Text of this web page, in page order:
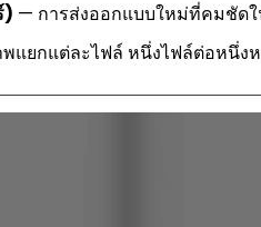
) — การส่งออกแบบใหม่ที่คมชัด
แยกแต่ละไฟล์ หนึ่งไฟล์ต่อหนึ่ง